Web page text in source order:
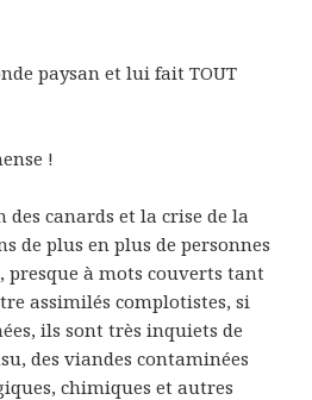
paysan et lui fait TOUT
!
canards et la crise de la
de plus en plus de personnes
presque à mots couverts tant
assimilés complotistes, si
ils sont très inquiets de
des viandes contaminées
chimiques et autres